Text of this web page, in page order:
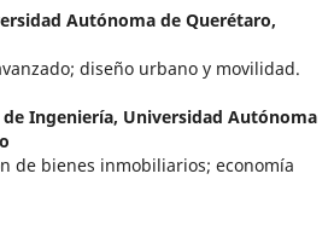
Autónoma de Querétaro,
diseño urbano y movilidad.
de Ingeniería, Universidad Autónoma
de bienes inmobiliarios; economía